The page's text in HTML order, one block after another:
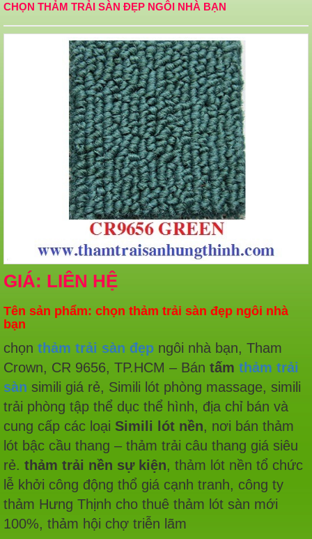
CHỌN THẢM TRẢI SÀN ĐẸP NGÔI NHÀ BẠN
GIÁ: LIÊN HỆ
Tên sản phẩm: chọn thảm trải sàn đẹp ngôi nhà
bạn
chọn thảm trải sàn đẹp ngôi nhà bạn, Tham
Crown, CR 9656, TP.HCM – Bán tấm thảm trải
sàn simili giá rẻ, Simili lót phòng massage, simili
trải phòng tập thể dục thể hình, địa chỉ bán và
cung cấp các loại Simili lót nền, nơi bán thảm
lót bậc cầu thang – thảm trải câu thang giá siêu
rẻ. thảm trải nền sự kiện, thảm lót nền tổ chức
lễ khởi công động thổ giá cạnh tranh, công ty
thảm Hưng Thịnh cho thuê thảm lót sàn mới
100%, thảm hội chợ triễn lãm